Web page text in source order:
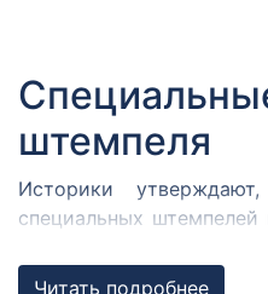
штемпеля
Историки
специальных
собрался
Читать подробнее